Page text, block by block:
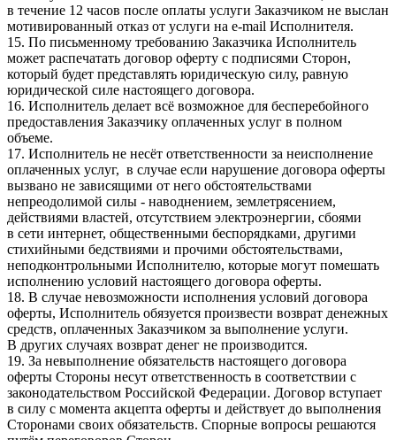
в течение 12 часов после оплаты услуги Заказчиком не выслан
мотивированный отказ от услуги на e-mail Исполнителя.
15. По письменному требованию Заказчика Исполнитель
может распечатать договор оферту с подписями Сторон,
который будет представлять юридическую силу, равную
юридической силе настоящего договора.
16. Исполнитель делает всё возможное для бесперебойного
предоставления Заказчику оплаченных услуг в полном
объеме.
17. Исполнитель не несёт ответственности за неисполнение
оплаченных услуг, в случае если нарушение договора оферты
вызвано не зависящими от него обстоятельствами
непреодолимой силы - наводнением, землетрясением,
действиями властей, отсутствием электроэнергии, сбоями
в сети интернет, общественными беспорядками, другими
стихийными бедствиями и прочими обстоятельствами,
неподконтрольными Исполнителю, которые могут помешать
исполнению условий настоящего договора оферты.
18. В случае невозможности исполнения условий договора
оферты, Исполнитель обязуется произвести возврат денежных
средств, оплаченных Заказчиком за выполнение услуги.
В других случаях возврат денег не производится.
19. За невыполнение обязательств настоящего договора
оферты Стороны несут ответственность в соответствии с
законодательством Российской Федерации. Договор вступает
в силу с момента акцепта оферты и действует до выполнения
Сторонами своих обязательств. Спорные вопросы решаются